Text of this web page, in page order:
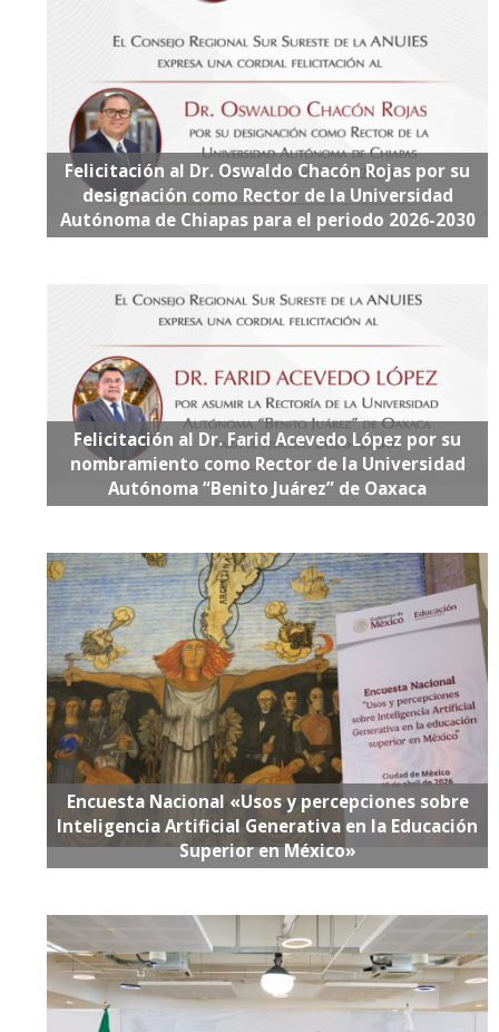
Felicitación al Dr. Oswaldo Chacón Rojas por su
designación como Rector de la Universidad
Autónoma de Chiapas para el periodo 2026-2030
Felicitación al Dr. Farid Acevedo López por su
nombramiento como Rector de la Universidad
Autónoma “Benito Juárez” de Oaxaca
Encuesta Nacional «Usos y percepciones sobre
Inteligencia Artificial Generativa en la Educación
Superior en México»